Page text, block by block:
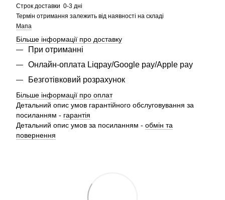
Строк доставки 0-3 дні
Термін отримання залежить від наявності на складі
Мапа
Більше інформації про доставку
При отриманні
Онлайн-оплата Liqpay/Google pay/Apple pay
Безготівковий розрахунок
Більше інформації про оплат
Детальний опис умов гарантійного обслуговування за
посиланням - гарантія
Детальний опис умов за посиланням - обмін та
повернення